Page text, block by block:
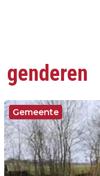
genderen
Gemeente